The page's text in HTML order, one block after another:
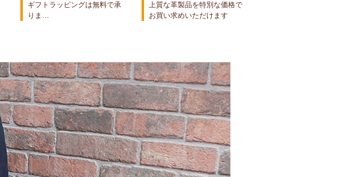
ギフトラッピングは無料で承
りま…
上質な革製品を特別な価格で
お買い求めいただけます